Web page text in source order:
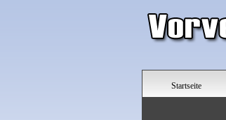
Startseite